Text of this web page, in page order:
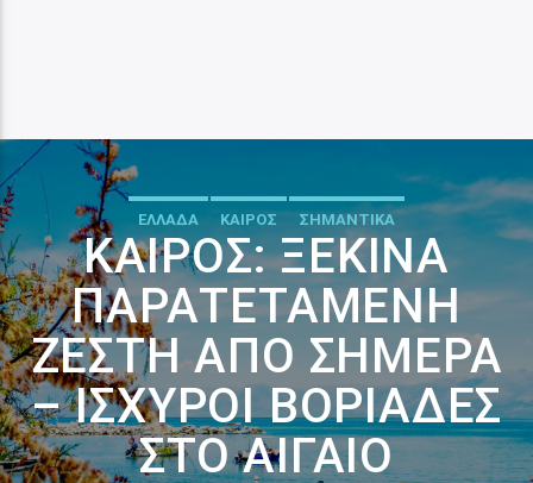
ΕΛΛΑΔΑ ΚΑΙΡΟΣ ΣΗΜΑΝΤΙΚΑ
ΚΑΙΡΌΣ: ΞΕΚΙΝΆ
ΠΑΡΑΤΕΤΑΜΈΝΗ
ΖΈΣΤΗ ΑΠΌ ΣΉΜΕΡΑ
– ΙΣΧΥΡΟΊ ΒΟΡΙΆΔΕΣ
ΣΤΟ ΑΙΓΑΊΟ